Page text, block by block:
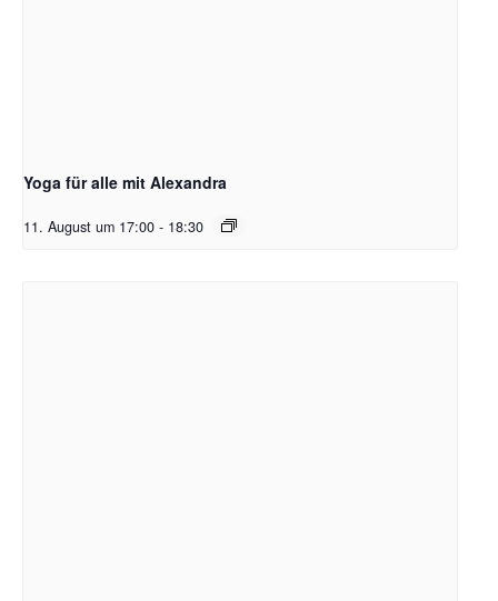
Yoga für alle mit Alexandra
11. August um 17:00 - 18:30